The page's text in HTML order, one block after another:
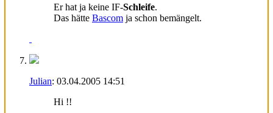
Er hat ja keine IF-Schleife.
Das hätte Bascom ja schon bemängelt.
Julian: 03.04.2005 14:51
Hi !!